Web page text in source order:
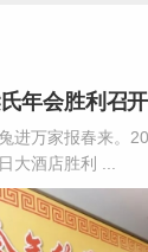
年会胜利召开
万家报春来。
大酒店胜利 ...